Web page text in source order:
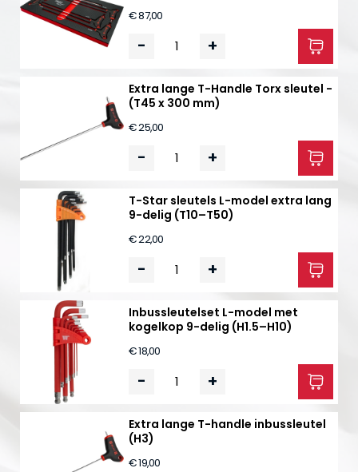
€ 87,00
- +
Extra lange T-Handle Torx sleutel -
(T45 x 300 mm)
€ 25,00
- +
T-Star sleutels L-model extra lang
9-delig (T10–T50)
€ 22,00
- +
Inbussleutelset L-model met
kogelkop 9-delig (H1.5–H10)
€ 18,00
- +
Extra lange T-handle inbussleutel
(H3)
€ 19,00